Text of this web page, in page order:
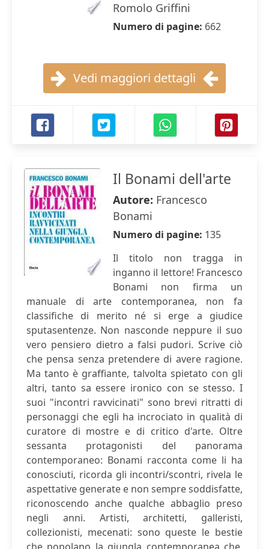
Romolo Griffini
Numero di pagine: 662
Vedi maggiori dettagli
Il Bonami dell'arte
Autore: Francesco
Bonami
Numero di pagine: 135
Il titolo non tragga in
inganno il lettore! Francesco
Bonami non firma un
manuale di arte contemporanea, non fa
classifiche di merito né si erge a giudice
sputasentenze. Non nasconde neppure il suo
vero pensiero dietro a falsi pudori. Scrive ciò
che pensa senza pretendere di avere ragione.
Ma tanto è graffiante, talvolta spietato con gli
altri, tanto sa essere ironico con se stesso. I
suoi "incontri ravvicinati" sono brevi ritratti di
personaggi che egli ha incrociato in qualità di
curatore di mostre e di critico d'arte. Oltre
sessanta protagonisti del panorama
contemporaneo: Bonami racconta come li ha
conosciuti, ricorda gli incontri/scontri, rivela le
aspettative generate e non sempre soddisfatte,
riconoscendo anche qualche abbaglio preso
negli anni. Artisti, architetti, galleristi,
collezionisti, mecenati: sono queste le bestie